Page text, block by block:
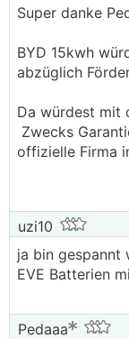
Super danke
BYD 15kwh
abzüglich
Da würdest mit
Zwecks
offizielle Firma
uzi10
ja bin gespannt
EVE Batterien
Pedaaa